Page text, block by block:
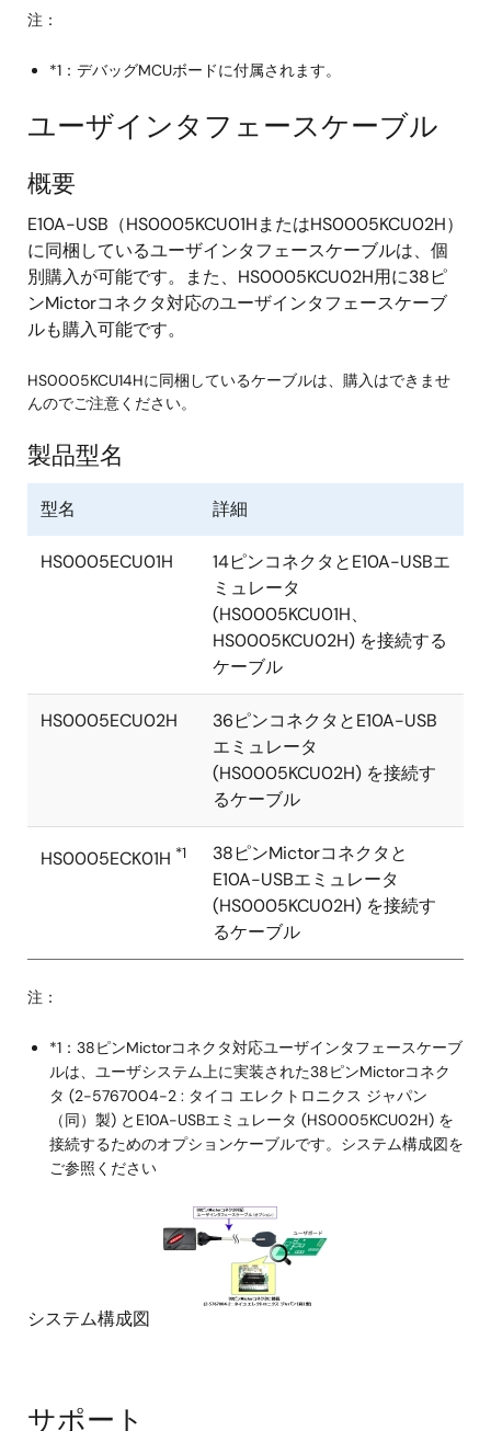
注：
*1：デバッグMCUボードに付属されます。
ユーザインタフェースケーブル
概要
E10A-USB（HS0005KCU01HまたはHS0005KCU02H）
に同梱しているユーザインタフェースケーブルは、個
別購入が可能です。また、HS0005KCU02H用に38ピ
ンMictorコネクタ対応のユーザインタフェースケーブ
ルも購入可能です。
HS0005KCU14Hに同梱しているケーブルは、購入はできませ
んのでご注意ください。
製品型名
型名 詳細
HS0005ECU01H
14ピンコネクタとE10A-USBエ
ミュレータ
(HS0005KCU01H、
HS0005KCU02H) を接続する
ケーブル
HS0005ECU02H
36ピンコネクタとE10A-USB
エミュレータ
(HS0005KCU02H) を接続す
るケーブル
HS0005ECK01H *1
38ピンMictorコネクタと
E10A-USBエミュレータ
(HS0005KCU02H) を接続す
るケーブル
注：
*1：38ピンMictorコネクタ対応ユーザインタフェースケーブ
ルは、ユーザシステム上に実装された38ピンMictorコネク
タ (2-5767004-2 : タイコ エレクトロニクス ジャパン
（同）製) とE10A-USBエミュレータ (HS0005KCU02H) を
接続するためのオプションケーブルです。システム構成図を
ご参照ください
システム構成図
サポート